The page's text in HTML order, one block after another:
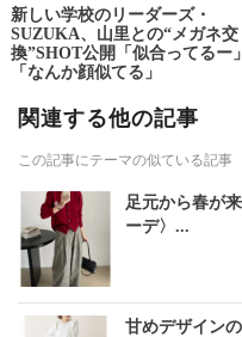
新しい学校のリーダーズ・
SUZUKA、山里との“メガネ交
換”SHOT公開「似合ってるー」
「なんか顔似てる」
関連する他の記事
この記事にテーマの似ている記事
足元から春が
ーデ〉...
甘めデザイン